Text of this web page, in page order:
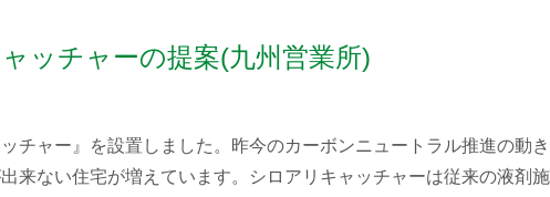
ッチャーの提案(九州営業所)
チャー』を設置しました。昨今のカーボンニュートラル推進の動
来ない住宅が増えています。シロアリキャッチャーは従来の液剤